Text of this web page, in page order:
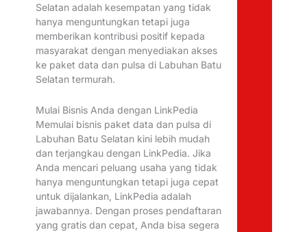
Selatan adalah kesempatan yang tidak
hanya menguntungkan tetapi juga
memberikan kontribusi positif kepada
masyarakat dengan menyediakan akses
ke paket data dan pulsa di Labuhan Batu
Selatan termurah.
Mulai Bisnis Anda dengan LinkPedia
Memulai bisnis paket data dan pulsa di
Labuhan Batu Selatan kini lebih mudah
dan terjangkau dengan LinkPedia. Jika
Anda mencari peluang usaha yang tidak
hanya menguntungkan tetapi juga cepat
untuk dijalankan, LinkPedia adalah
jawabannya. Dengan proses pendaftaran
yang gratis dan cepat, Anda bisa segera